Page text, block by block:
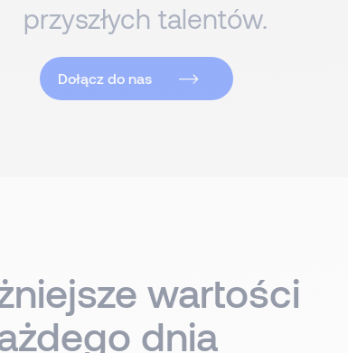
przyszłych talentów.
Dołącz do nas
wartości
dnia